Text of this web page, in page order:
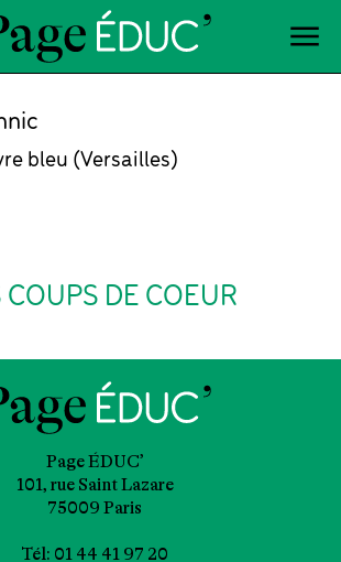
bleu (Versailles)
COUPS DE COEUR
Page ÉDUC’
101, rue Saint Lazare
75009 Paris
Tél: 01 44 41 97 20